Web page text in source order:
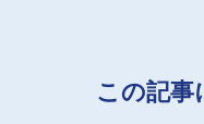
この記事